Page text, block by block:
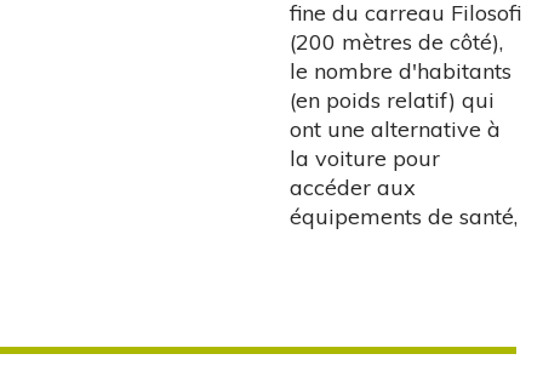
fine du carreau Filosofi
(200 mètres de côté),
le nombre d'habitants
(en poids relatif) qui
ont une alternative à
la voiture pour
accéder aux
équipements de santé,